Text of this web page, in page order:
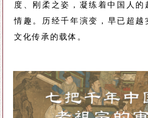
度、刚柔之姿，凝练着中国人的
情趣。
历经千年演变，早已超越
文化传承的载体。